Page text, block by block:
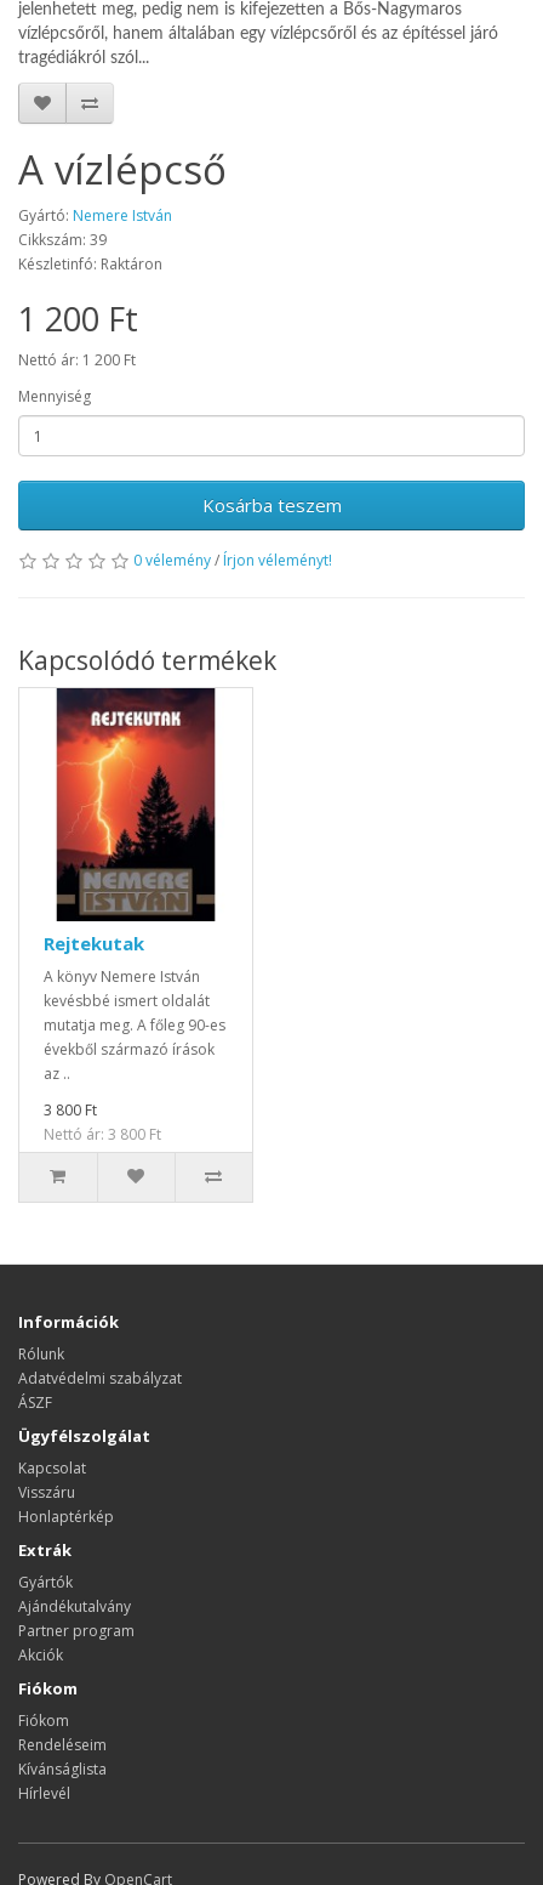
jelenhetett meg, pedig nem is kifejezetten a Bős-Nagymaros
vízlépcsőről, hanem általában egy vízlépcsőről és az építéssel járó
tragédiákról szól...
A vízlépcső
Gyártó: Nemere István
Cikkszám: 39
Készletinfó: Raktáron
1 200 Ft
Nettó ár: 1 200 Ft
Mennyiség
Kosárba teszem
0 vélemény/ Írjon véleményt!
Kapcsolódó termékek
Rejtekutak
A könyv Nemere István
kevésbbé ismert oldalát
mutatja meg. A főleg 90-es
évekből származó írások
az ..
3 800 Ft
Nettó ár: 3 800 Ft
Információk
Rólunk
Adatvédelmi szabályzat
ÁSZF
Ügyfélszolgálat
Kapcsolat
Visszáru
Honlaptérkép
Extrák
Gyártók
Ajándékutalvány
Partner program
Akciók
Fiókom
Fiókom
Rendeléseim
Kívánságlista
Hírlevél
Powered By OpenCart